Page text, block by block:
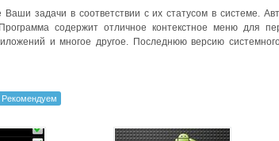
задачи в соответствии с их статусом в системе.
содержит отличное контекстное меню для
и многое другое. Последнюю версию
Рекомендуем